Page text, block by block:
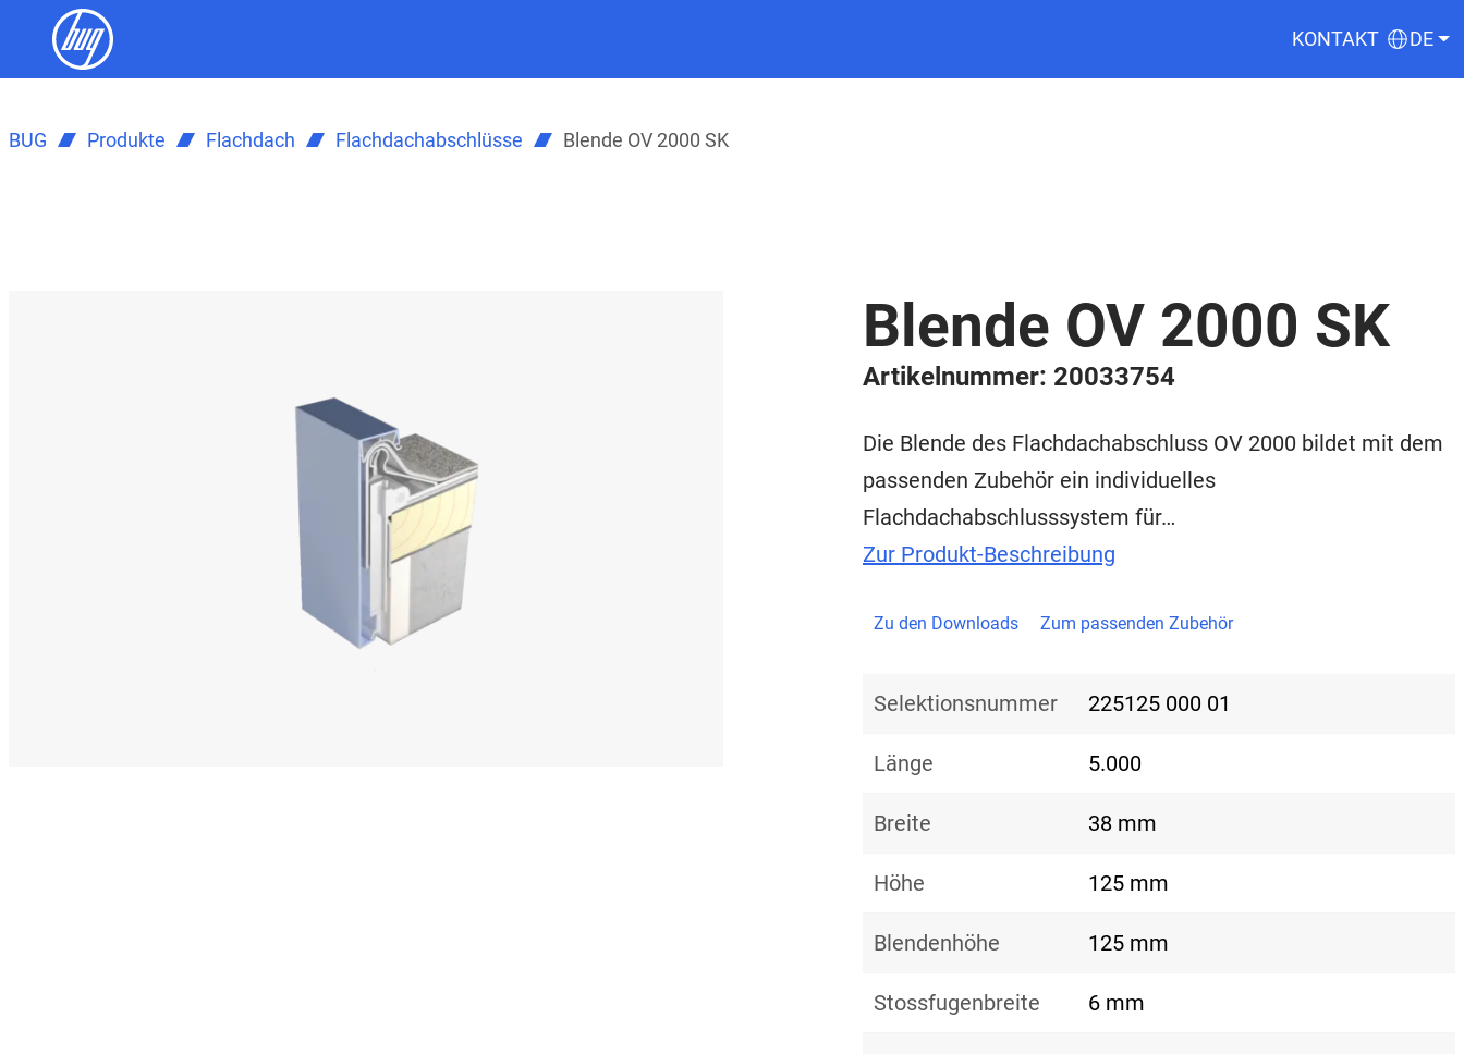
KONTAKT DE
BUG Produkte Flachdach Flachdachabschlüsse Blende OV 2000 SK
Blende OV 2000 SK
Artikelnummer: 20033754
Die Blende des Flachdachabschluss OV 2000 bildet mit dem
passenden Zubehör ein individuelles
Flachdachabschlusssystem für…
Zur Produkt-Beschreibung
Zu den Downloads Zum passenden Zubehör
Selektionsnummer 225125 000 01
Länge 5.000
Breite 38 mm
Höhe 125 mm
Blendenhöhe 125 mm
Stossfugenbreite 6 mm